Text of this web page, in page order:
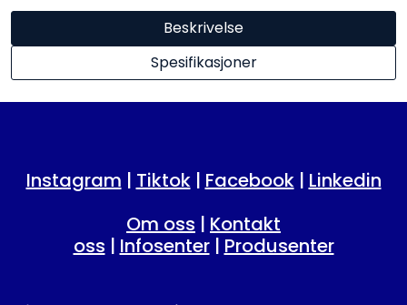
Beskrivelse
Spesifikasjoner
Instagram | Tiktok| Facebook| Linkedin
Om oss | Kontakt
oss | Infosenter| Produsenter